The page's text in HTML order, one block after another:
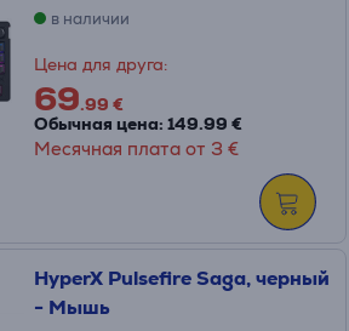
в наличии
Цена для друга:
69.99 €
Обычная цена: 149.99 €
Месячная плата от 3 €
HyperX Pulsefire Saga, черный
- Мышь